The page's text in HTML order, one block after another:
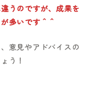
うのですが、成果を
多いです＾＾
意見やアドバイスの
う！